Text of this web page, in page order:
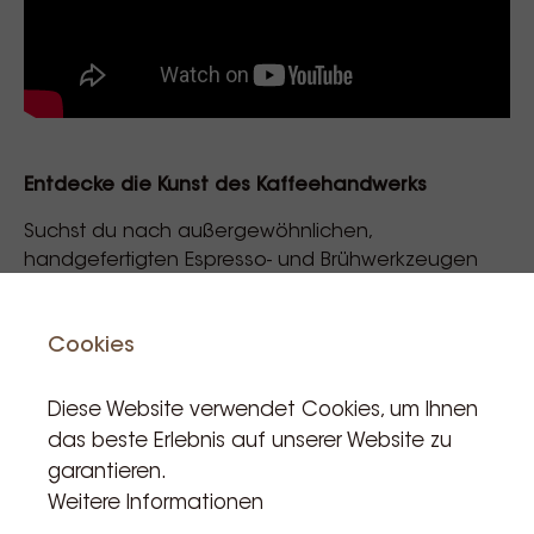
Entdecke die Kunst des Kaffeehandwerks
Suchst du nach außergewöhnlichen,
handgefertigten Espresso- und Brühwerkzeugen
Eleganz für den perfekten Shot.
Slow-Coffee-Brewing-Essentials – Hebe dein
Pour-Over-Erlebnis mit kunstvollem Design auf
ein neues Niveau.
Cookies
Diese Website verwendet Cookies, um Ihnen
das beste Erlebnis auf unserer Website zu
garantieren.
Weitere Informationen